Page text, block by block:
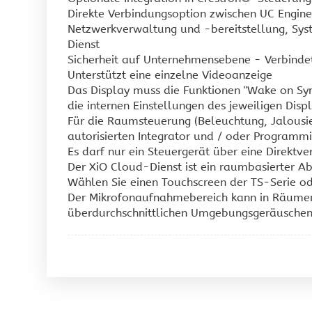
Direkte Verbindungsoption zwischen UC
Netzwerkverwaltung und -bereitstellung,
Dienst
Sicherheit auf Unternehmensebene -
Unterstützt eine einzelne Videoanzeige
Das Display muss die Funktionen "Wake on
die internen Einstellungen des jeweiligen
Für die Raumsteuerung (Beleuchtung,
autorisierten Integrator und / oder
Es darf nur ein Steuergerät über eine
Der XiO Cloud-Dienst ist ein raumbasierter
Wählen Sie einen Touchscreen der TS-Serie
Der Mikrofonaufnahmebereich kann in
überdurchschnittlichen